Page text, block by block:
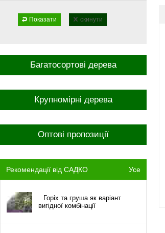
Багатосортові дерева
Крупномірні дерева
Оптові пропозиції
Рекомендації від САДКО Усе
Горіх та груша як варіант
вигідної комбінації
Показати скинути